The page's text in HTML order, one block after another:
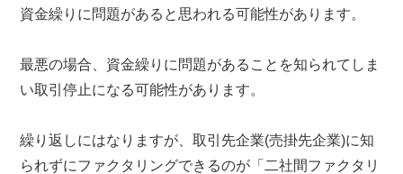
資金繰りに問題があると思われる可能性があります。
最悪の場合、資金繰りに問題があることを知られてしま
い取引停止になる可能性があります。
繰り返しにはなりますが、取引先企業(売掛先企業)に知
られずにファクタリングできるのが「二社間ファクタリ